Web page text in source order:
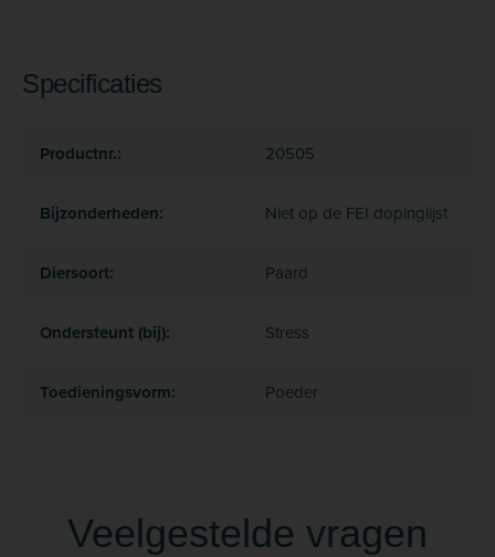
Specificaties
Productnr.: 20505
Bijzonderheden: Niet op de FEI dopinglijst
Diersoort: Paard
Ondersteunt (bij): Stress
Toedieningsvorm: Poeder
Veelgestelde vragen